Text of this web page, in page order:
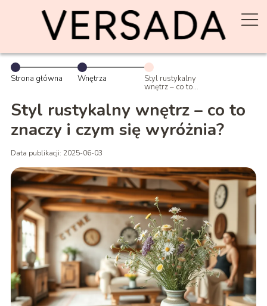
Strona główna Wnętrza Styl rustykalny
wnętrz – co to
się wyróżnia?
Styl rustykalny wnętrz – co to
znaczy i czym się wyróżnia?
Data publikacji: 2025-06-03